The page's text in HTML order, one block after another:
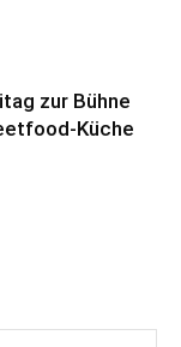
zur Bühne
Küche